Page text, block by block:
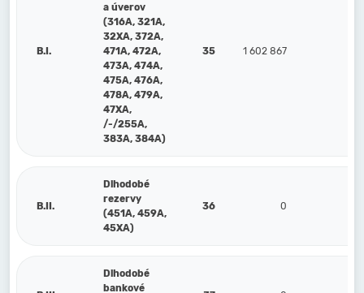
B.I.
a úverov
(316A, 321A,
32XA, 372A,
471A, 472A,
473A, 474A,
475A, 476A,
478A, 479A,
47XA,
/-/255A,
383A, 384A)
35 1 602 867
B.II.
Dlhodobé
rezervy
(451A, 459A,
45XA)
36 0
Dlhodobé
bankové